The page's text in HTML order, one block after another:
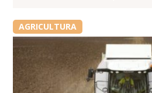
AGRICULTURA